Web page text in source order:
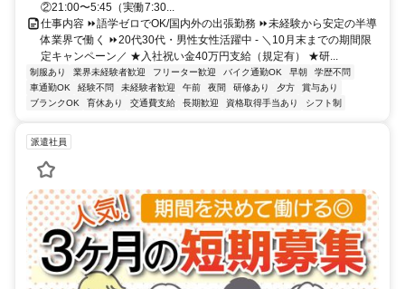
②21:00〜5:45（実働7:30...
仕事内容 ⏩語学ゼロでOK/国内外の出張勤務 ⏩未経験から安定の半導
体業界で働く ⏩20代30代・男性女性活躍中 - ＼10月末までの期間限
定キャンペーン／ ★入社祝い金40万円支給（規定有） ★研...
制服あり 業界未経験者歓迎 フリーター歓迎 バイク通勤OK 早朝
学歴不問
車通勤OK
経験不問 未経験者歓迎 午前 夜間 研修あり 夕方
賞与あり
ブランクOK
育休あり 交通費支給 長期歓迎 資格取得手当あり シフト制
派遣社員